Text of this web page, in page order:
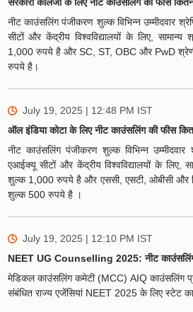
नीट काउंसलिंग पंजीकरण शुल्क विभिन्न उम्मीदवार
सीटों और केंद्रीय विश्वविद्यालयों के लिए,
1,000 रुपये है और SC, ST, OBC और PwD
रुपये है।
July 19, 2025 | 12:48 PM IST
ऑल इंडिया कोटा के लिए नीट काउंसलिंग की फीस
नीट काउंसलिंग पंजीकरण शुल्क विभिन्न
एआईक्यू सीटों और केंद्रीय विश्वविद्यालयों के लिए,
शुल्क 1,000 रुपये है और एससी, एसटी, ओबीसी और
शुल्क 500 रुपये है ।
July 19, 2025 | 12:10 PM IST
NEET UG Counselling 2025: नीट
मेडिकल काउंसलिंग कमेटी (MCC) AIQ काउंसलिंग
संबंधित राज्य एजेंसियां NEET 2025 के लिए स्टेट